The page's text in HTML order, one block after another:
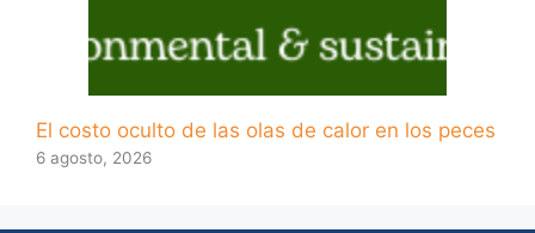
El costo oculto de las olas de calor en los peces
6 agosto, 2026